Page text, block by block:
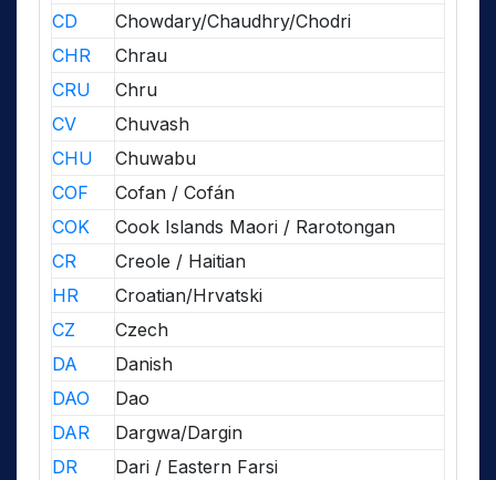
CD
Chowdary/Chaudhry/Chodri
CHR
Chrau
CRU
Chru
CV
Chuvash
CHU
Chuwabu
COF
Cofan / Cofán
COK
Cook Islands Maori / Rarotongan
CR
Creole / Haitian
HR
Croatian/Hrvatski
CZ
Czech
DA
Danish
DAO
Dao
DAR
Dargwa/Dargin
DR
Dari / Eastern Farsi